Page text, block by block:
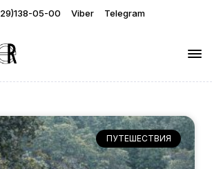
05-00 Viber Telegram
ПУТЕШЕСТВИЯ